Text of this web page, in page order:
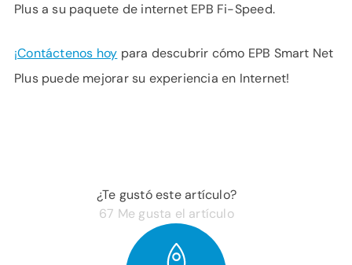
Plus a su paquete de internet EPB Fi-Speed.
¡Contáctenos hoy para descubrir cómo EPB Smart Net
Plus puede mejorar su experiencia en Internet!
¿Te gustó este artículo?
67 Me gusta el artículo